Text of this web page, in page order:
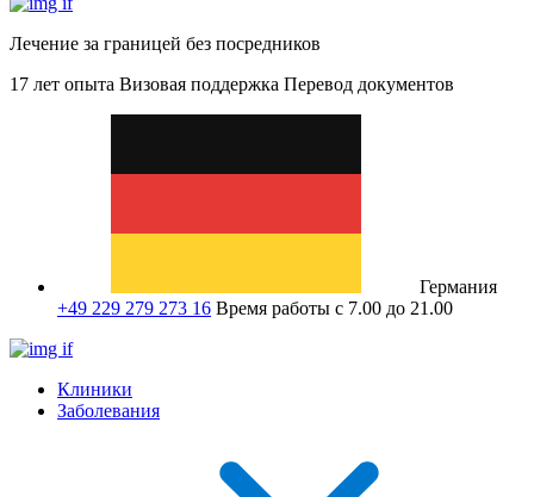
Лечение за границей без посредников
17 лет опыта Визовая поддержка Перевод документов
Германия
+49 229 279 273 16 Время работы с 7.00 до 21.00
Клиники
Заболевания